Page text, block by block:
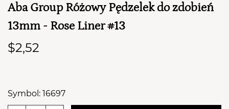
PRZEJDŹ DO KOSZYKA
Aba Group Różowy Pędzelek do zdobień
13mm - Rose Liner #13
$2,52
Symbol: 16697